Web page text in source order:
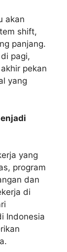
akan
shift,
panjang.
pagi,
pekan
yang
yang
program
dan
di
Indonesia